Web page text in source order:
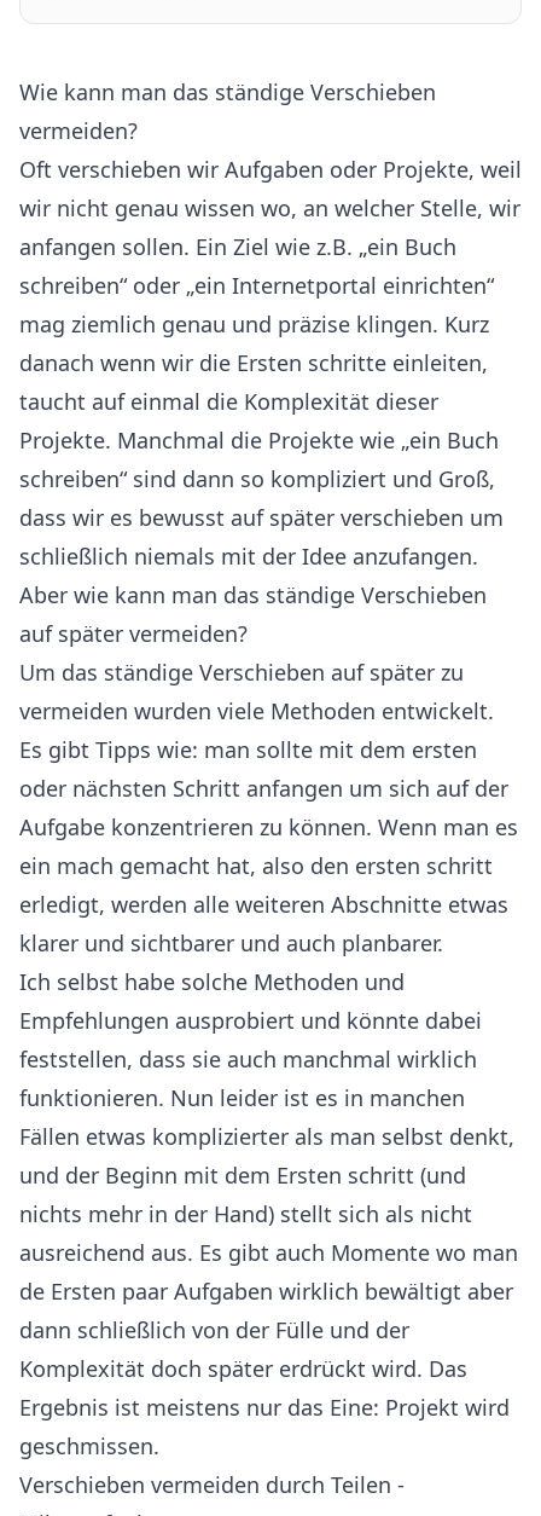
Wie kann man das ständige Verschieben
vermeiden?
Oft verschieben wir Aufgaben oder Projekte, weil
wir nicht genau wissen wo, an welcher Stelle, wir
anfangen sollen. Ein Ziel wie z.B. „ein Buch
schreiben“ oder „ein Internetportal einrichten“
mag ziemlich genau und präzise klingen. Kurz
danach wenn wir die Ersten schritte einleiten,
taucht auf einmal die Komplexität dieser
Projekte. Manchmal die Projekte wie „ein Buch
schreiben“ sind dann so kompliziert und Groß,
dass wir es bewusst auf später verschieben um
schließlich niemals mit der Idee anzufangen.
Aber wie kann man das ständige Verschieben
auf später vermeiden?
Um das ständige Verschieben auf später zu
vermeiden wurden viele Methoden entwickelt.
Es gibt Tipps wie: man sollte mit dem ersten
oder nächsten Schritt anfangen um sich auf der
Aufgabe konzentrieren zu können. Wenn man es
ein mach gemacht hat, also den ersten schritt
erledigt, werden alle weiteren Abschnitte etwas
klarer und sichtbarer und auch planbarer.
Ich selbst habe solche Methoden und
Empfehlungen ausprobiert und könnte dabei
feststellen, dass sie auch manchmal wirklich
funktionieren. Nun leider ist es in manchen
Fällen etwas komplizierter als man selbst denkt,
und der Beginn mit dem Ersten schritt (und
nichts mehr in der Hand) stellt sich als nicht
ausreichend aus. Es gibt auch Momente wo man
de Ersten paar Aufgaben wirklich bewältigt aber
dann schließlich von der Fülle und der
Komplexität doch später erdrückt wird. Das
Ergebnis ist meistens nur das Eine: Projekt wird
geschmissen.
Verschieben vermeiden durch Teilen -